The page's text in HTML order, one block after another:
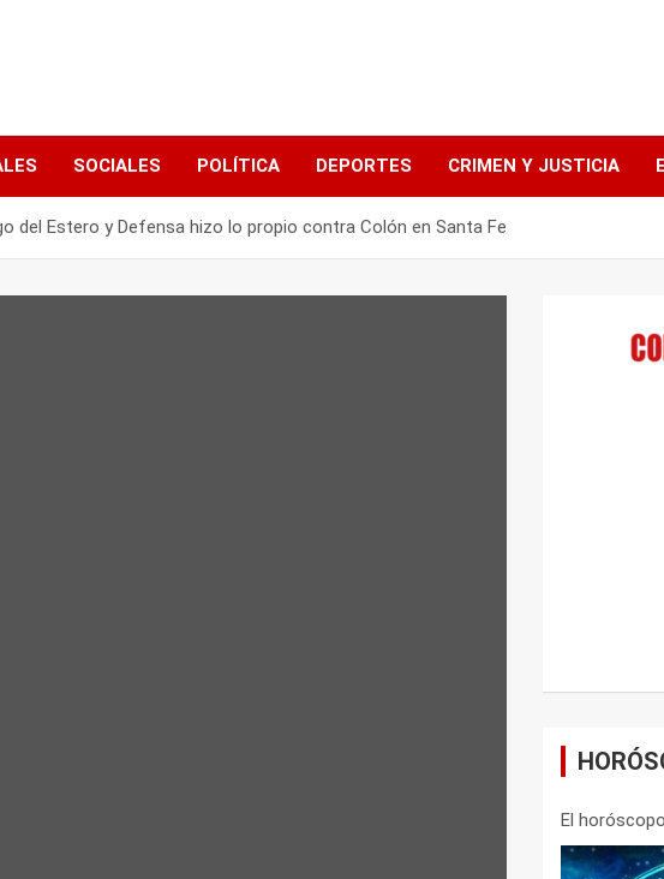
SOCIALES POLÍTICA DEPORTES CRIMEN Y JUSTICIA
del Estero y Defensa hizo lo propio contra Colón en Santa Fe
El